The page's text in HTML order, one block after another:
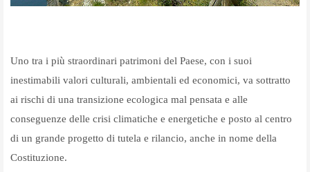
Uno tra i più straordinari patrimoni del Paese, con i suoi
inestimabili valori culturali, ambientali ed economici, va sottratto
ai rischi di una transizione ecologica mal pensata e alle
conseguenze delle crisi climatiche e energetiche e posto al centro
di un grande progetto di tutela e rilancio, anche in nome della
Costituzione.